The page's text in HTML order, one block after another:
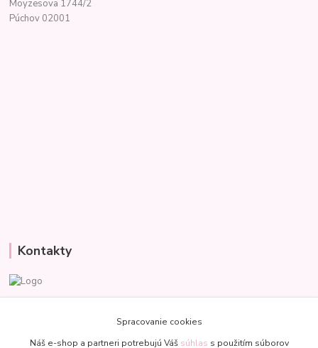
Moyzesova 1744/2
Púchov 02001
Kontakty
+421 907 977 470Spracovanie cookies
Náš e-shop a partneri potrebujú Váš súhlas s použitím súborov